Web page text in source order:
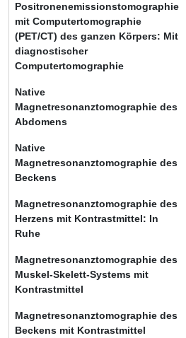
Positronenemissionstomographie
mit Computertomographie
(PET/CT) des ganzen Körpers: Mit
diagnostischer
Computertomographie
Native
Magnetresonanztomographie des
Abdomens
Native
Magnetresonanztomographie des
Beckens
Magnetresonanztomographie des
Herzens mit Kontrastmittel: In
Ruhe
Magnetresonanztomographie des
Muskel-Skelett-Systems mit
Kontrastmittel
Magnetresonanztomographie des
Beckens mit Kontrastmittel